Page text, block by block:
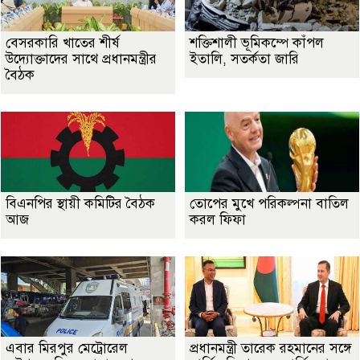
বেসরকারি খাতের শীর্ষ
উদ্যোক্তাদের সাথে প্রধানমন্ত্রীর
বৈঠক
শক্তিশালী ভূমিকম্পে কাঁপল
ইতালি, সতর্কতা জারি
বিএনপির স্থায়ী কমিটির বৈঠক
আজ
তোপের মুখে পরিকল্পনা বাতিল
করল ফিফা
এবার মিরপুর মেট্রোরেল
প্রধানমন্ত্রী তারেক রহমানের সঙ্গে